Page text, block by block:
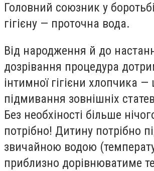
Головний союзник у
гігієну — проточна вода.
Від народження й до
дозрівання процедура
інтимної гігієни хлопчика
підмивання зовнішніх
Без необхіності більше
потрібно! Дитину потрібно
звичайною водою
приблизно дорівнюватиме